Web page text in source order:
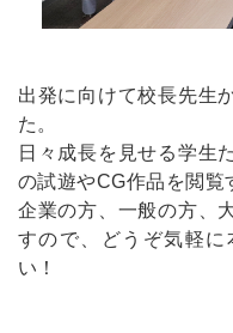
出発に向けて校長先生
た。
日々成長を見せる学生
の試遊やCG作品を閲覧
企業の方、一般の方、
すので、どうぞ気軽に
い！